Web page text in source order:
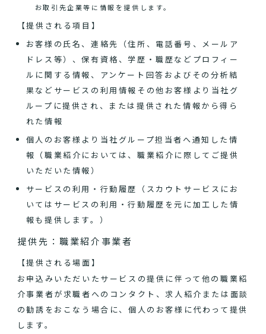
お取引先企業等に情報を提供します。
【提供される項目】
お客様の氏名、連絡先（住所、電話番号、メールア
ドレス等）、保有資格、学歴・職歴などプロフィー
ルに関する情報、アンケート回答およびその分析結
果などサービスの利用情報その他お客様より当社グ
ループに提供され、または提供された情報から得ら
れた情報
個人のお客様より当社グループ担当者へ通知した情
報（職業紹介においては、職業紹介に際してご提供
いただいた情報）
サービスの利用・行動履歴（スカウトサービスにお
いてはサービスの利用・行動履歴を元に加工した情
報も提供します。）
提供先：職業紹介事業者
【提供される場面】
お申込みいただいたサービスの提供に伴って他の職業紹
介事業者が求職者へのコンタクト、求人紹介または面談
の勧誘をおこなう場合に、個人のお客様に代わって提供
します。